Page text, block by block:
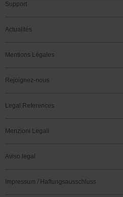
Support
Actualités
Mentions Légales
Rejoignez-nous
Legal References
Menzioni Legali
Aviso legal
Impressum / Haftungsausschluss